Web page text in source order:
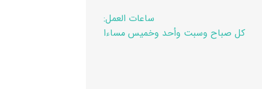
ساعات العمل:
كل صباح وسبت وأحد وخميس مساءا